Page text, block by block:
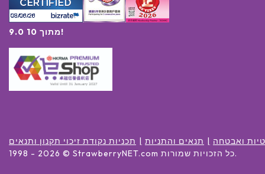
9.0 מתוך 10!
ואבטחה תנאים והתניות
תכניות נקודת זיכוי תקנון ותנאים
1998 - 2026 © StrawberryNET.com כל הזכויות שמורות.